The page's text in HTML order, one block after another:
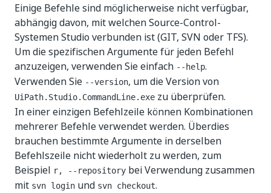
Einige Befehle sind möglicherweise nicht verfügbar,
abhängig davon, mit welchen Source-Control-
Systemen Studio verbunden ist (GIT, SVN oder TFS).
Um die spezifischen Argumente für jeden Befehl
anzuzeigen, verwenden Sie einfach --help.
Verwenden Sie --version, um die Version von
UiPath.Studio.CommandLine.exe zu überprüfen.
In einer einzigen Befehlzeile können Kombinationen
mehrerer Befehle verwendet werden. Überdies
brauchen bestimmte Argumente in derselben
Befehlszeile nicht wiederholt zu werden, zum
Beispiel r, --repository bei Verwendung zusammen
mit svn login und svn checkout.